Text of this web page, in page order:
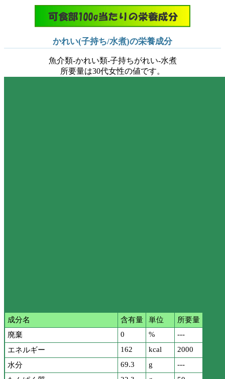
かれい(子持ち/水煮)の栄養成分
魚介類-かれい類-子持ちがれい-水煮
所要量は30代女性の値です。
成分名 含有量 単位
所要量
廃棄
0 %
---
エネルギー
162 kcal
2000
水分
69.3 g
---